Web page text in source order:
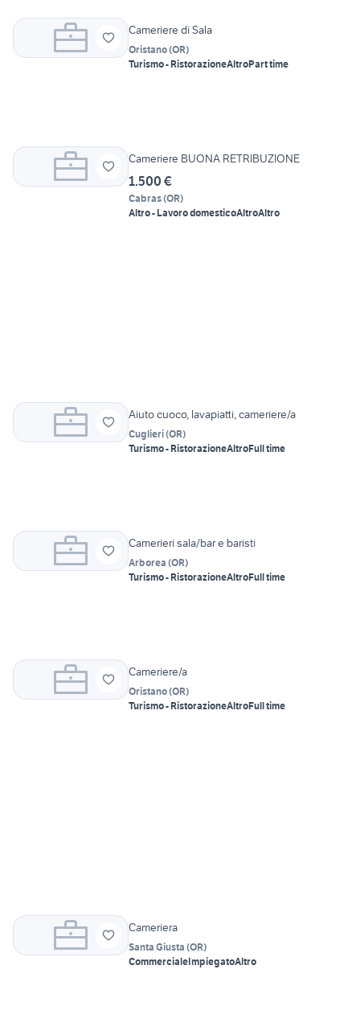
Cameriere di Sala
Oristano(OR)
Turismo - RistorazioneAltroPart time
Cameriere BUONA RETRIBUZIONE
1.500 €
Cabras(OR)
Altro - Lavoro domesticoAltroAltro
Aiuto cuoco, lavapiatti, cameriere/a
Cuglieri(OR)
Turismo - RistorazioneAltroFull time
Camerieri sala/bar e baristi
Arborea (OR)
Turismo - RistorazioneAltroFull time
Cameriere/a
Oristano(OR)
Turismo - RistorazioneAltroFull time
Cameriera
Santa Giusta (OR)
CommercialeImpiegatoAltro